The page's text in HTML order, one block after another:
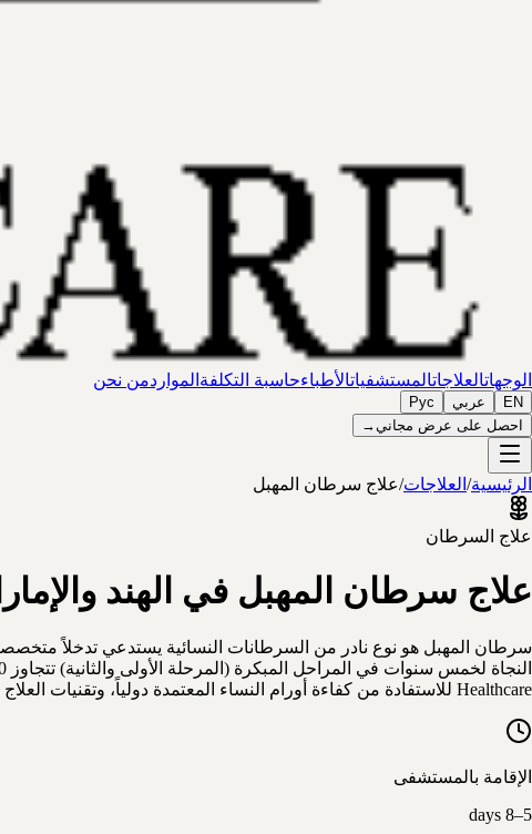
الوجهاتالعلاجاتالمستشفياتالأطباءحاسبة التكلفة المواردمن نحن
EN عربي
Рус
احصل على عرض مجاني→
الرئيسية/ العلاجات/علاج سرطان المهبل
علاج السرطان
علاج سرطان المهبل في الهند
سرطان المهبل هو نوع نادر من السرطانات النسائية يستدعي تدخلاً متخصصاً
Healthcare للاستفادة من كفاءة أورام النساء المعتمدة دولياً، وتقنيات العلاج الإشعاعي المتطورة كـ VMAT وـ IMRT، بتكلفة تنافسية وخدمات متكاملة من لحظة الوصول.
الإقامة بالمستشفى
5–8 days